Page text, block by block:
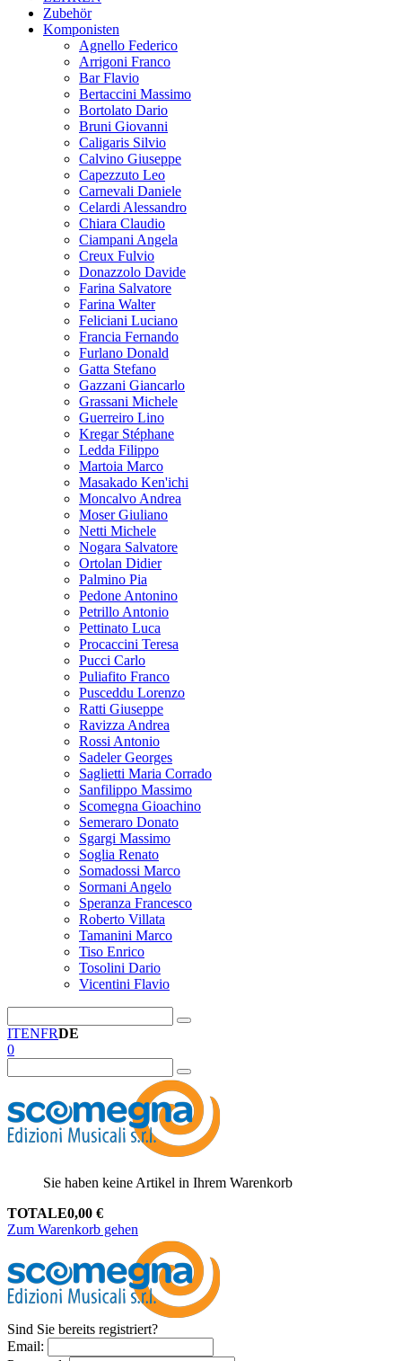
Zubehör
Komponisten
Agnello Federico
Arrigoni Franco
Bar Flavio
Bertaccini Massimo
Bortolato Dario
Bruni Giovanni
Caligaris Silvio
Calvino Giuseppe
Capezzuto Leo
Carnevali Daniele
Celardi Alessandro
Chiara Claudio
Ciampani Angela
Creux Fulvio
Donazzolo Davide
Farina Salvatore
Farina Walter
Feliciani Luciano
Francia Fernando
Furlano Donald
Gatta Stefano
Gazzani Giancarlo
Grassani Michele
Guerreiro Lino
Kregar Stéphane
Ledda Filippo
Martoia Marco
Masakado Ken'ichi
Moncalvo Andrea
Moser Giuliano
Netti Michele
Nogara Salvatore
Ortolan Didier
Palmino Pia
Pedone Antonino
Petrillo Antonio
Pettinato Luca
Procaccini Teresa
Pucci Carlo
Puliafito Franco
Pusceddu Lorenzo
Ratti Giuseppe
Ravizza Andrea
Rossi Antonio
Sadeler Georges
Saglietti Maria Corrado
Sanfilippo Massimo
Scomegna Gioachino
Semeraro Donato
Sgargi Massimo
Soglia Renato
Somadossi Marco
Sormani Angelo
Speranza Francesco
Roberto Villata
Tamanini Marco
Tiso Enrico
Tosolini Dario
Vicentini Flavio
ITENFRDE
0
Sie haben keine Artikel in Ihrem Warenkorb
TOTALE0,00 €
Zum Warenkorb gehen
Sind Sie bereits registriert?
Email: